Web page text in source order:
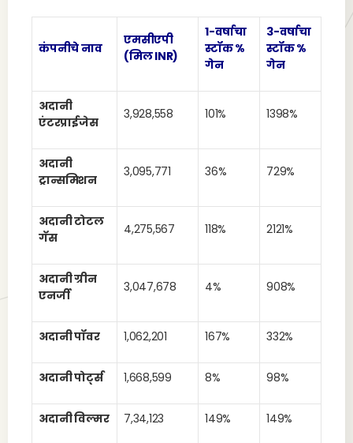
कंपनीचे नाव
एमसीएपी
(मिल INR)
1-वर्षाचा
स्टॉक %
गेन
3-वर्षाचा
स्टॉक %
गेन
अदानी
एंटरप्राईजेस
3,928,558 101% 1398%
अदानी
ट्रान्समिशन
3,095,771 36% 729%
अदानी टोटल
गॅस
4,275,567 118% 2121%
अदानी ग्रीन
एनर्जी
3,047,678 4% 908%
अदानी पॉवर 1,062,201 167% 332%
अदानी पोर्ट्स 1,668,599 8% 98%
अदानी विल्मर 7,34,123 149% 149%